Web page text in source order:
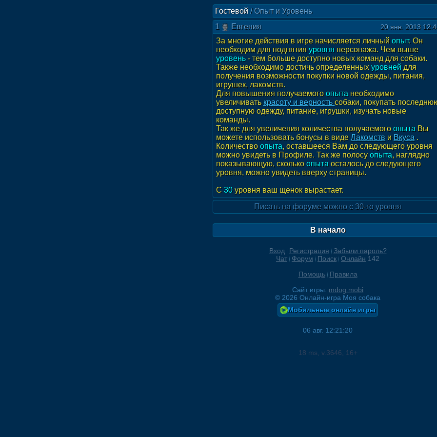
Гостевой / Опыт и Уровень
1
Евгения 20 янв. 2013
За многие действия в игре начисляется личный опыт. Он
необходим для поднятия уровня персонажа. Чем выше
уровень- тем больше доступно новых команд для собаки.
Также необходимо достичь определенныхуровней для
получения возможности покупки новой одежды, питания,
игрушек, лакомств.
Для повышения получаемого опыта необходимо
увеличивать красоту и верностьсобаки, покупать
доступную одежду, питание, игрушки, изучать новые
команды.
Так же для увеличения количества получаемого опыта Вы
можете использовать бонусы в виде Лакомств и Вкуса .
Количество опыта, оставшееся Вам до следующего уровня
можно увидеть в Профиле. Так же полосуопыта, наглядно
показывающую, сколько опыта осталось до следующего
уровня, можно увидеть вверху страницы.
С 30уровня ваш щенок вырастает.
Писать на форуме можно с 30-го уровня
В начало
Вход Регистрация
Забыли пароль?
Чат
Форум Поиск Онлайн 142
Помощь
Правила
Сайт игры: mdog.mobi
© 2026 Онлайн-игра Моя собака
Мобильные онлайн игры
06 авг. 12:21:20
18 ms, v.3646, 16+